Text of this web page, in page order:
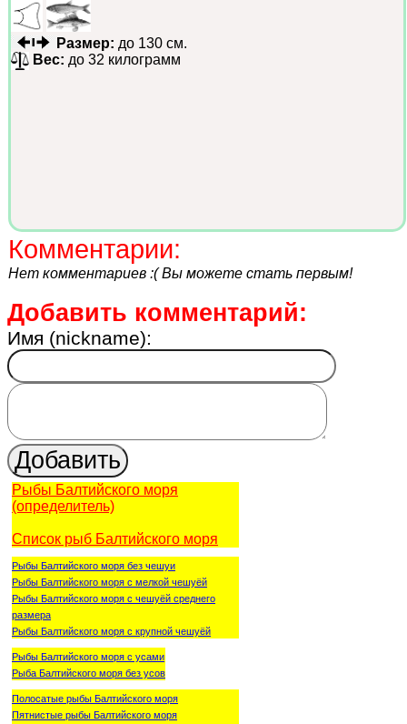
Размер: до 130 см.
Вес: до 32 килограмм
Комментарии:
Нет комментариев :( Вы можете стать первым!
Добавить комментарий:
Имя (nickname):
Рыбы Балтийского моря
(определитель)
Список рыб Балтийского моря
Рыбы Балтийского моря без чешуи
Рыбы Балтийского моря с мелкой чешуёй
Рыбы Балтийского моря с чешуёй среднего
размера
Рыбы Балтийского моря с крупной чешуёй
Рыбы Балтийского моря с усами
Рыба Балтийского моря без усов
Полосатые рыбы Балтийского моря
Пятнистые рыбы Балтийского моря